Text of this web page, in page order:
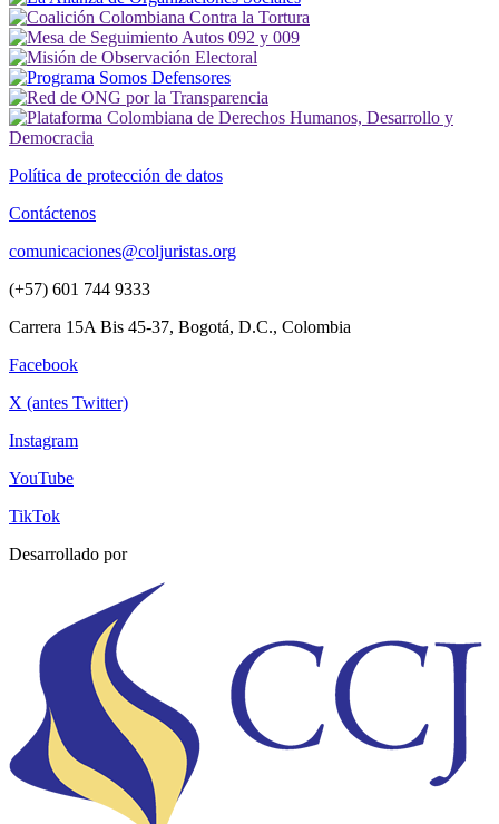
Política de protección de datos
Contáctenos
comunicaciones@coljuristas.org
(+57) 601 744 9333
Carrera 15A Bis 45-37, Bogotá, D.C., Colombia
Facebook
X (antes Twitter)
Instagram
YouTube
TikTok
Desarrollado por